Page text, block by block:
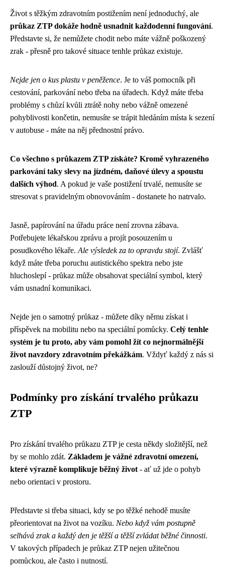
Život s těžkým zdravotním postižením není jednoduchý, ale
průkaz ZTP dokáže hodně usnadnit každodenní fungování.
Představte si, že nemůžete chodit nebo máte vážně poškozený
zrak - přesně pro takové situace tenhle průkaz existuje.
Nejde jen o kus plastu v peněžence. Je to váš pomocník při
cestování, parkování nebo třeba na úřadech. Když máte třeba
problémy s chůzí kvůli ztrátě nohy nebo vážně omezené
pohyblivosti končetin, nemusíte se trápit hledáním místa k sezení
v autobuse - máte na něj přednostní právo.
Co všechno s průkazem ZTP získáte? Kromě vyhrazeného
parkování taky slevy na jízdném, daňové úlevy a spoustu
dalších výhod. A pokud je vaše postižení trvalé, nemusíte se
stresovat s pravidelným obnovováním - dostanete ho natrvalo.
Jasně, papírování na úřadu práce není zrovna zábava.
Potřebujete lékařskou zprávu a projít posouzením u
posudkového lékaře. Ale výsledek za to opravdu stojí. Zvlášť
když máte třeba poruchu autistického spektra nebo jste
hluchoslepí - průkaz může obsahovat speciální symbol, který
vám usnadní komunikaci.
Nejde jen o samotný průkaz - můžete díky němu získat i
příspěvek na mobilitu nebo na speciální pomůcky. Celý tenhle
systém je tu proto, aby vám pomohl žít co nejnormálnější
život navzdory zdravotním překážkám. Vždyť každý z nás si
zaslouží důstojný život, ne?
Podmínky pro získání trvalého průkazu
ZTP
Pro získání trvalého průkazu ZTP je cesta někdy složitější, než
by se mohlo zdát. Základem je vážné zdravotní omezení,
které výrazně komplikuje běžný život - ať už jde o pohyb
nebo orientaci v prostoru.
Představte si třeba situaci, kdy se po těžké nehodě musíte
přeorientovat na život na vozíku. Nebo když vám postupně
selhává zrak a každý den je těžší a těžší zvládat běžné činnosti.
V takových případech je průkaz ZTP nejen užitečnou
pomůckou, ale často i nutností.